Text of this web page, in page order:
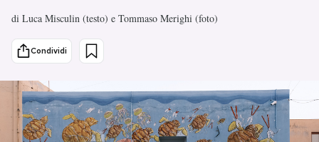
Sport
PODCAST
di Luca Misculin (testo) e Tommaso Merighi (foto)
Condividi